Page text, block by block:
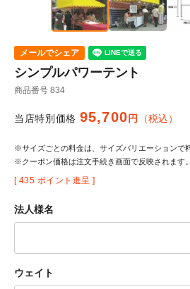
シンプルパワーテント
商品番号 834
当店特別価格 95,700 税込
※サイズごとの料金は、サイズバリエーションで
※クーポン価格は注文手続き画面で反映されます
[ 435 ポイント進呈 ]
法人様名
ウェイト
メールでシェア